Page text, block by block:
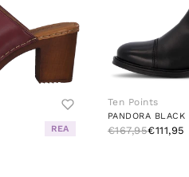
REA
Ten Points
PANDORA BLACK
€167,95€111,95